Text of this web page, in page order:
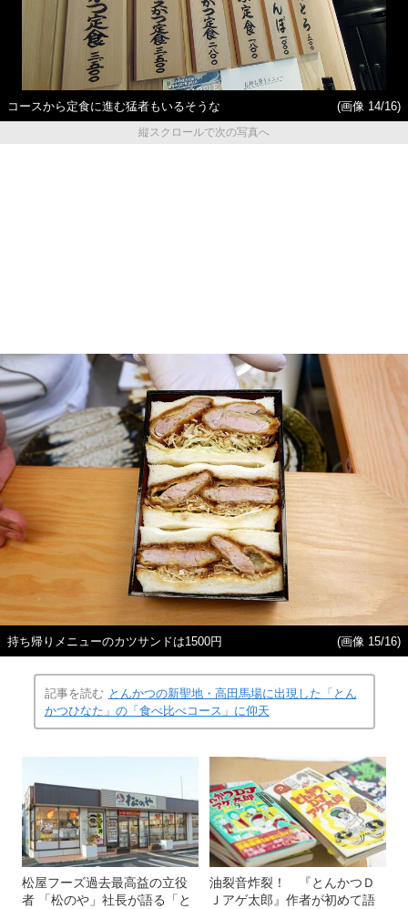
コースから定食に進む猛者もいるそうな
(画像 14/16)
縦スクロールで次の写真へ
持ち帰りメニューのカツサンドは1500円 (画像 15/16)
記事を読む とんかつの新聖地・高田馬場に出現した「とん
かつひなた」の「食べ比べコース」に仰天
松屋フーズ過去最高益の立役
者 「松のや」社長が語る「と
油裂音炸裂！ 『とんかつＤ
Ｊアゲ太郎』作者が初めて語